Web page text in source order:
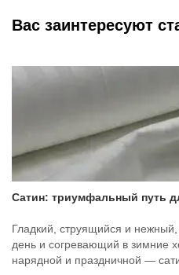
Вас заинтересуют
Сатин: триумфальный путь
Гладкий, струящийся и
день и согревающий в
нарядной и праздничной —